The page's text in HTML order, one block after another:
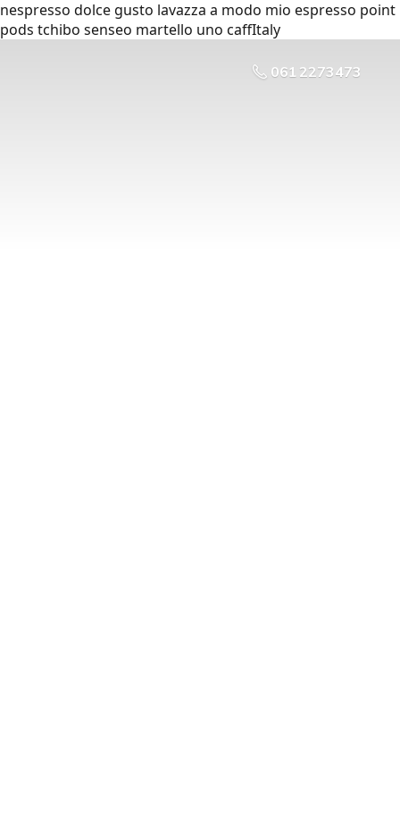
nespresso dolce gusto lavazza a modo mio espresso point
pods tchibo senseo martello uno caffItaly
061 2273473